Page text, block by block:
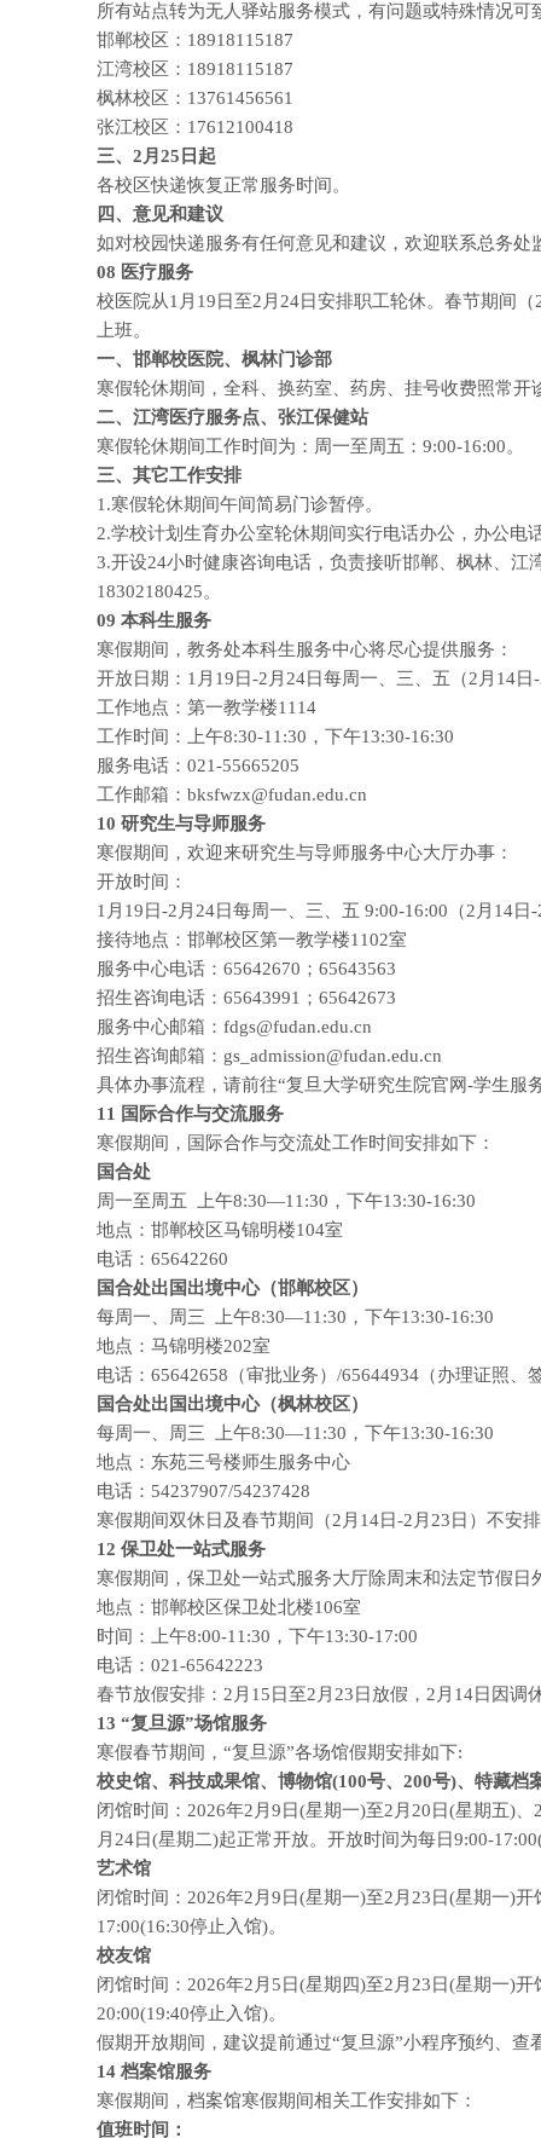
所有站点转为无人驿站服务模式，有问题或特殊情况可
邯郸校区：18918115187
江湾校区：18918115187
枫林校区：13761456561
张江校区：17612100418
三、2月25日起
各校区快递恢复正常服务时间。
四、意见和建议
如对校园快递服务有任何意见和建议，欢迎联系总务
08 医疗服务
校医院从1月19日至2月24日安排职工轮休。春节期间
上班。
一、邯郸校医院、枫林门诊部
寒假轮休期间，全科、换药室、药房、挂号收费照常
二、江湾医疗服务点、张江保健站
寒假轮休期间工作时间为：周一至周五：9:00-16:00。
三、其它工作安排
1.寒假轮休期间午间简易门诊暂停。
2.学校计划生育办公室轮休期间实行电话办公，办公电
3.开设24小时健康咨询电话，负责接听邯郸、枫林、
18302180425。
09 本科生服务
寒假期间，教务处本科生服务中心将尽心提供服务：
开放日期：1月19日-2月24日每周一、三、五（2月14
工作地点：第一教学楼1114
工作时间：上午8:30-11:30，下午13:30-16:30
服务电话：021-55665205
工作邮箱：bksfwzx@fudan.edu.cn
10 研究生与导师服务
寒假期间，欢迎来研究生与导师服务中心大厅办事：
开放时间：
1月19日-2月24日每周一、三、五 9:00-16:00（2月14日
接待地点：邯郸校区第一教学楼1102室
服务中心电话：65642670；65643563
招生咨询电话：65643991；65642673
服务中心邮箱：fdgs@fudan.edu.cn
招生咨询邮箱：gs_admission@fudan.edu.cn
具体办事流程，请前往“复旦大学研究生院官网-学生服
11
国际合作与交流服务
寒假期间，国际合作与交流处工作时间安排如下：
国合处
周一至周五 上午8:30—11:30，下午13:30-16:30
地点：邯郸校区马锦明楼104室
电话：65642260
国合处出国出境中心（邯郸校区）
每周一、周三 上午8:30—11:30，下午13:30-16:30
地点：马锦明楼202室
电话：65642658（审批业务）/65644934（办理证照、
国合处出国出境中心（枫林校区）
每周一、周三 上午8:30—11:30，下午13:30-16:30
地点：东苑三号楼师生服务中心
电话：54237907/54237428
寒假期间双休日及春节期间（2月14日-2月23日）不安
12 保卫处一站式服务
寒假期间，保卫处一站式服务大厅除周末和法定节假日
地点：邯郸校区保卫处北楼106室
时间：上午8:00-11:30，下午13:30-17:00
电话：021-65642223
春节放假安排：2月15日至2月23日放假，2月14日因调
13 “复旦源”场馆服务
寒假春节期间，“复旦源”各场馆假期安排如下:
校史馆、科技成果馆、博物馆(100号、200号)、特藏档
闭馆时间：2026年2月9日(星期一)至2月20日(星期五)
月24日(星期二)起正常开放。开放时间为每日9:00-
艺术馆
闭馆时间：2026年2月9日(星期一)至2月23日(星期一)
17:00(16:30停止入馆)。
校友馆
闭馆时间：2026年2月5日(星期四)至2月23日(星期一)
20:00(19:40停止入馆)。
假期开放期间，建议提前通过“复旦源”小程序预约、
14 档案馆服务
寒假期间，档案馆寒假期间相关工作安排如下：
值班时间：